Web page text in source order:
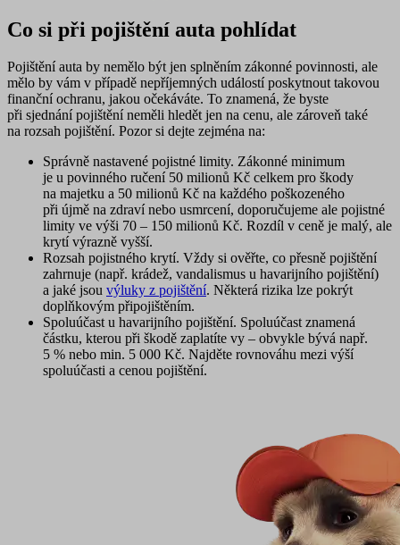
Co si při pojištění auta pohlídat
Pojištění auta by nemělo být jen splněním zákonné povinnosti, ale
mělo by vám v případě nepříjemných událostí poskytnout takovou
finanční ochranu, jakou očekáváte. To znamená, že byste
při sjednání pojištění neměli hledět jen na cenu, ale zároveň také
na rozsah pojištění. Pozor si dejte zejména na:
Správně nastavené pojistné limity. Zákonné minimum
je u povinného ručení 50 milionů Kč celkem pro škody
na majetku a 50 milionů Kč na každého poškozeného
při újmě na zdraví nebo usmrcení, doporučujeme ale pojistné
limity ve výši 70 – 150 milionů Kč. Rozdíl v ceně je malý, ale
krytí výrazně vyšší.
Rozsah pojistného krytí. Vždy si ověřte, co přesně pojištění
zahrnuje (např. krádež, vandalismus u havarijního pojištění)
a jaké jsou výluky z pojištění. Některá rizika lze pokrýt
doplňkovým připojištěním.
Spoluúčast u havarijního pojištění. Spoluúčast znamená
částku, kterou při škodě zaplatíte vy – obvykle bývá např.
5 % nebo min. 5 000 Kč. Najděte rovnováhu mezi výší
spoluúčasti a cenou pojištění.